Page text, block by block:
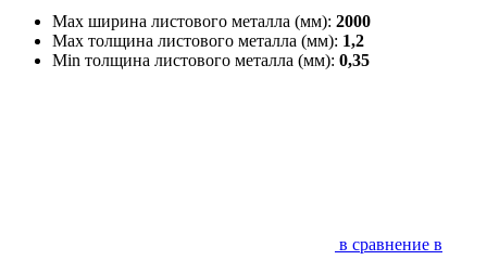
Max ширина листового металла (мм): 2000
Max толщина листового металла (мм): 1,2
Min толщина листового металла (мм): 0,35
в сравнение в